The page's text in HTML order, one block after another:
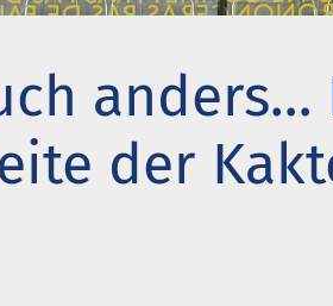
Ferienhäuser
Freizeithaus Ratzeburg
anders…
der